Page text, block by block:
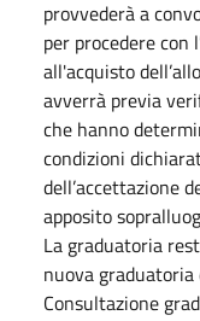
provvederà a
per procedere con
all'acquisto
avverrà previa
che hanno
condizioni
dell’accettazione
apposito
La graduatoria
nuova
Consultazione